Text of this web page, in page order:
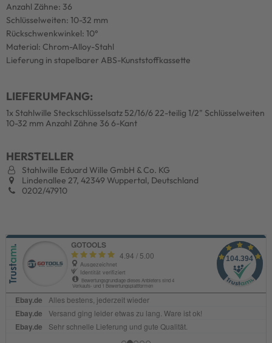
Anzahl Zähne: 36
Schlüsselweiten: 10-32 mm
Rückschwenkwinkel: 10°
Material: Chrom-Alloy-Stahl
Lieferung in stapelbarer ABS-Kunststoffkassette
LIEFERUMFANG:
1x Stahlwille Steckschlüsselsatz 52/16/6 22-teilig 1/2" Schlüsselweiten
10-32 mm Anzahl Zähne 36 6-Kant
HERSTELLER
Stahlwille Eduard Wille GmbH & Co. KG
Lindenallee 27, 42349 Wuppertal, Deutschland
0202/47910